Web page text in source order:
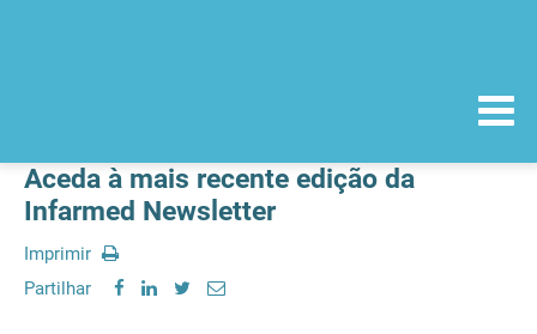
Aceda à mais recente edição da
Infarmed Newsletter
Imprimir
Partilhar